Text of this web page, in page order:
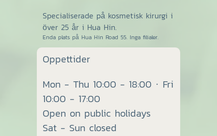
Specialiserade på kosmetisk kirurgi i
över 25 år i Hua Hin.
Enda plats på Hua Hin Road 55. Inga filialer.
Oppettider
Mon - Thu 10:00 - 18:00 · Fri
10:00 - 17:00
Open on public holidays
Sat - Sun closed